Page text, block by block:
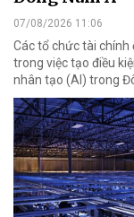
07/08/2026 11:06
Các tổ chức tài
trong việc tạo điều
nhân tạo (AI) trong